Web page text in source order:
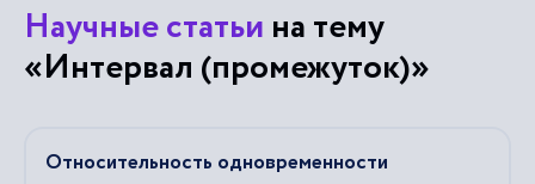
Научные статьи на тему
«Интервал (промежуток)»
Относительность одновременности